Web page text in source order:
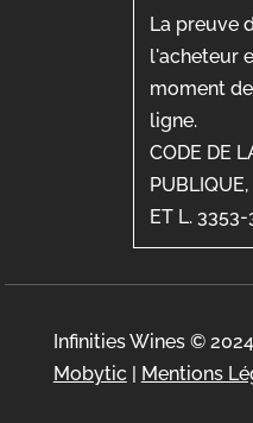
La preuve
l'acheteur
moment
ligne.
CODE DE
ET L. 3353-
Infinities Wines ©
Mobytic
Mentions